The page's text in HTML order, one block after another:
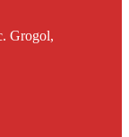
Grogol,